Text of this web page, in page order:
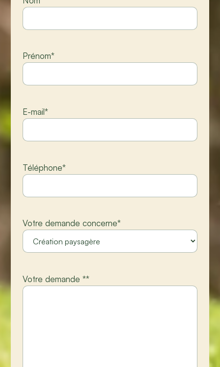
Prénom*
E-mail*
Téléphone*
Votre demande concerne*
Votre demande **